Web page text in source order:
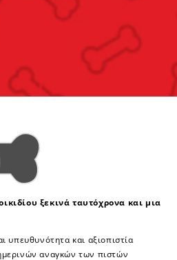
ξεκινά ταυτόχρονα και μια
υπευθυνότητα και αξιοπιστία
αναγκών των πιστών